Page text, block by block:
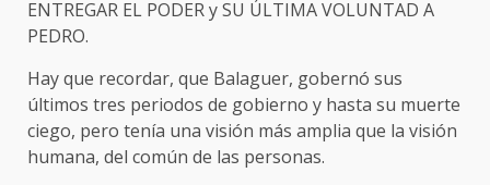
ENTREGAR EL PODER y SU ÚLTIMA VOLUNTAD A
PEDRO.
Hay que recordar, que Balaguer, gobernó sus
últimos tres periodos de gobierno y hasta su muerte
ciego, pero tenía una visión más amplia que la visión
humana, del común de las personas.